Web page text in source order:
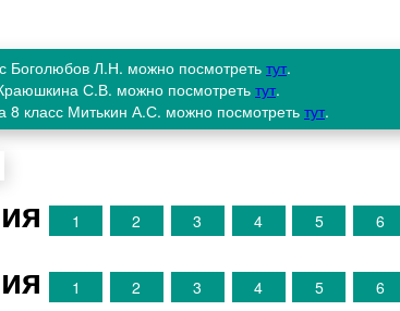
Боголюбов Л.Н. можно посмотреть тут.
С.В. можно посмотреть тут.
8 класс Митькин А.С. можно посмотреть тут.
1 2 3 4 5 6
1 2 3 4 5 6